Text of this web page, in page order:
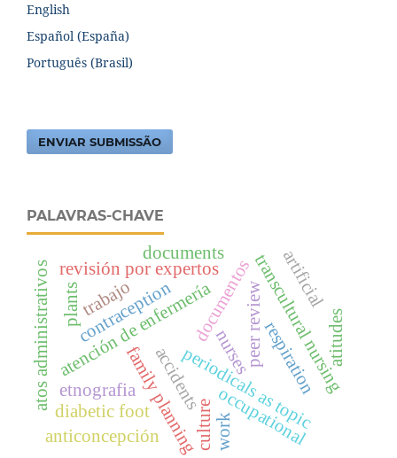
English
Español (España)
Português (Brasil)
ENVIAR SUBMISSÃO
PALAVRAS-CHAVE
documentos
periodicals as topic
revisión por expertos transcultural nursing
atención de enfermería
family planning
contraception
anticoncepción
atos administrativos peer review
documents
nurses
accidents
occupational
diabetic foot
respiration
etnografia
atitudes
culture
plants artificial
work
trabajo